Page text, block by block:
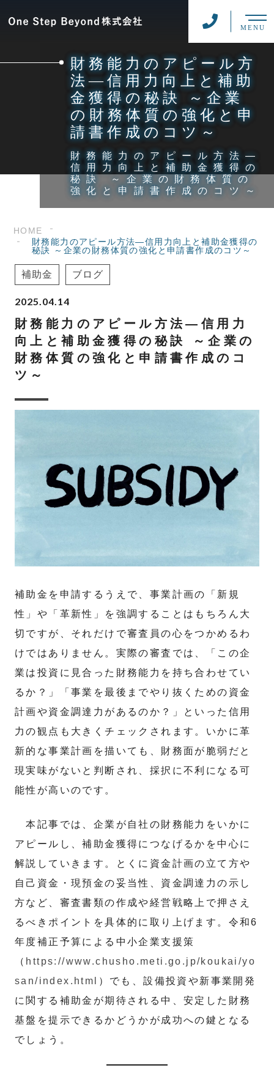
MENU
財務能力のアピール方
法―信用力向上と補助
金獲得の秘訣 ～企業
の財務体質の強化と申
請書作成のコツ～
財務能力のアピール方法―
信用力向上と補助金獲得の
秘訣 ～企業の財務体質の
強化と申請書作成のコツ～
HOME
財務能力のアピール方法―信用力向上と補助金獲得の
秘訣 ～企業の財務体質の強化と申請書作成のコツ～
補助金 ブログ
2025.04.14
財務能力のアピール方法―信用力
向上と補助金獲得の秘訣 ～企業の
財務体質の強化と申請書作成のコ
ツ～
補助金を申請するうえで、事業計画の「新規
性」や「革新性」を強調することはもちろん大
切ですが、それだけで審査員の心をつかめるわ
けではありません。実際の審査では、「この企
業は投資に見合った財務能力を持ち合わせてい
るか？」「事業を最後までやり抜くための資金
計画や資金調達力があるのか？」といった信用
力の観点も大きくチェックされます。いかに革
新的な事業計画を描いても、財務面が脆弱だと
現実味がないと判断され、採択に不利になる可
能性が高いのです。
本記事では、企業が自社の財務能力をいかに
アピールし、補助金獲得につなげるかを中心に
解説していきます。とくに資金計画の立て方や
自己資金・現預金の妥当性、資金調達力の示し
方など、審査書類の作成や経営戦略上で押さえ
るべきポイントを具体的に取り上げます。令和6
年度補正予算による中小企業支援策
（ https://www.chusho.meti.go.jp/koukai/yo
san/index.html
）でも、設備投資や新事業開発
に関する補助金が期待される中、安定した財務
基盤を提示できるかどうかが成功への鍵となる
でしょう。